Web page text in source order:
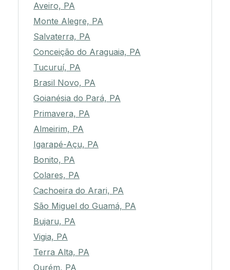
Aveiro, PA
Monte Alegre, PA
Salvaterra, PA
Conceição do Araguaia, PA
Tucuruí, PA
Brasil Novo, PA
Goianésia do Pará, PA
Primavera, PA
Almeirim, PA
Igarapé-Açu, PA
Bonito, PA
Colares, PA
Cachoeira do Arari, PA
São Miguel do Guamá, PA
Bujaru, PA
Vigia, PA
Terra Alta, PA
Ourém, PA